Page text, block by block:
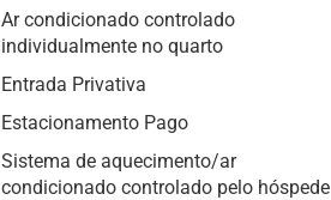
Ar condicionado controlado
individualmente no quarto
Entrada Privativa
Estacionamento Pago
Sistema de aquecimento/ar
condicionado controlado pelo hóspede